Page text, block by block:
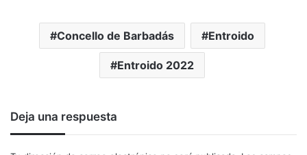
Concello de Barbadás Entroido
Entroido 2022
Deja una respuesta